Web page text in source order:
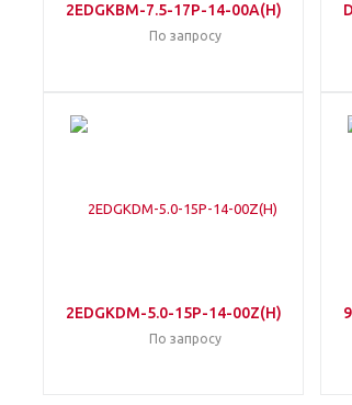
2EDGKBM-7.5-17P-14-00A(H)
По запросу
2EDGKDM-5.0-15P-14-00Z(H)
По запросу